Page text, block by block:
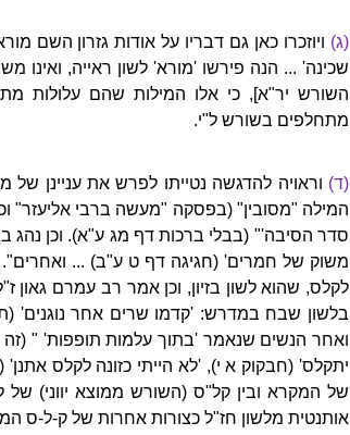
(ג) ויוזכרו כאן גם דבריו על אודות גזרון השם
שכינה' ... הנה פירשו 'מורא' לשון ראייה, ואינו
השורש יר"א], כי אלו המילות שהם עלולות
מתחלפים בשורש ל"י.
(ד) וראויה להדגשה נטייתו לפרש את עניינן
המילה "מסובין" (בפסקה "מעשה ברבי אליעזר"
סדר הסיבה'" (בבלי ברכות דף מג ע"א). וכן נהג
משוק של חמרים' (חגיגה דף ט ע"ב) ... ואחרים".
לקלס, שהוא לשון בזיון, וכן אמר רב עמרם
בלשון שבח במדרש: 'קדמו שרים אחר נוגנים'
ואחר הנשים שנאמר 'בתוך עלמות תופפות' "
יתקלס' (חבקוק א י), 'לא הייתי כזונה לקלס
של המקרא ובין קל"ס (השורש ממוצא יווני)
אותנטית מלשון חז"ל כצורות אחרות של ק-ל-ס